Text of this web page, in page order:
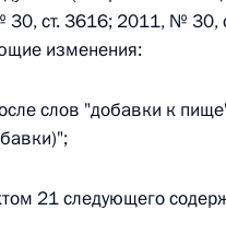
85 и 102 части первой и
ст. 3616; 2011, № 30,
изменения:
слов "добавки к
21 следующего